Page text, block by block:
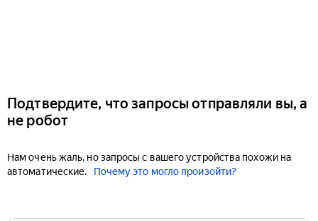
Подтвердите, что запросы отправляли вы, а
не робот
Нам очень жаль, но запросы с вашего устройства похожи на
автоматические.
Почему это могло произойти?